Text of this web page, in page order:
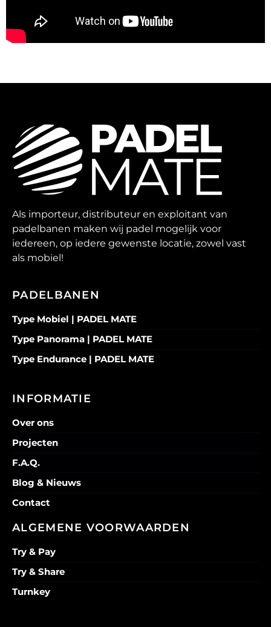
Als importeur, distributeur en exploitant van
padelbanen maken wij padel mogelijk voor
iedereen, op iedere gewenste locatie, zowel vast
als mobiel!
PADELBANEN
Type Mobiel | PADEL MATE
Type Panorama | PADEL MATE
Type Endurance | PADEL MATE
INFORMATIE
Over ons
Projecten
F.A.Q.
Blog & Nieuws
Contact
ALGEMENE VOORWAARDEN
Try & Pay
Try & Share
Turnkey